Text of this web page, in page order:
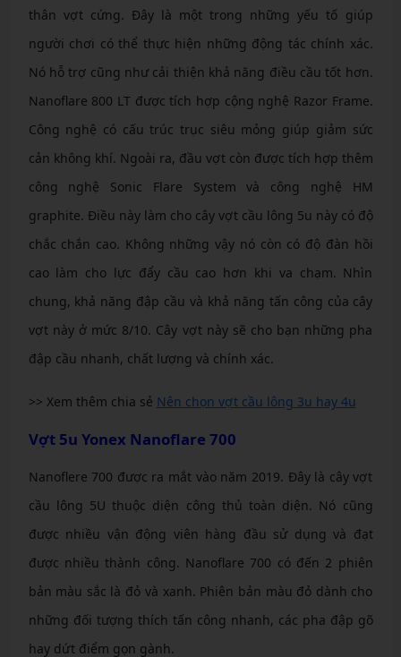
thân vợt cứng. Đây là một trong những yếu tố giúp
người chơi có thể thực hiện những động tác chính xác.
Nó hỗ trợ cũng như cải thiện khả năng điều cầu tốt hơn.
Nanoflare 800 LT được tích hợp cộng nghệ Razor Frame.
Công nghệ có cấu trúc trục siêu mỏng giúp giảm sức
cản không khí. Ngoài ra, đầu vợt còn được tích hợp thêm
công nghệ Sonic Flare System và công nghệ HM
graphite. Điều này làm cho cây vợt cầu lông 5u này có độ
chắc chắn cao. Không những vậy nó còn có độ đàn hồi
cao làm cho lực đẩy cầu cao hơn khi va chạm. Nhìn
chung, khả năng đập cầu và khả năng tấn công của cây
vợt này ở mức 8/10. Cây vợt này sẽ cho bạn những pha
đập cầu nhanh, chất lượng và chính xác.
>> Xem thêm chia sẻ Nên chọn vợt cầu lông 3u hay 4u
Vợt 5u Yonex Nanoflare 700
Nanoflere 700 được ra mắt vào năm 2019. Đây là cây vợt
cầu lông 5U thuộc diện công thủ toàn diện. Nó cũng
được nhiều vận động viên hàng đầu sử dụng và đạt
được nhiều thành công. Nanoflare 700 có đến 2 phiên
bản màu sắc là đỏ và xanh. Phiên bản màu đỏ dành cho
những đối tượng thích tấn công nhanh, các pha đập gõ
hay dứt điểm gọn gành.